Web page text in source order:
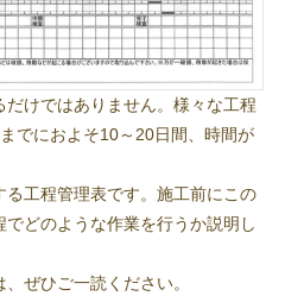
けではありません。様々な工程
でにおよそ10～20日間、時間が
工程管理表です。施工前にこの
どのような作業を行うか説明し
ぜひご一読ください。